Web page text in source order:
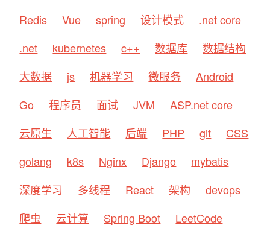
Redis
Vue spring 设计模式
.net core
.net
kubernetes c++ 数据库
数据结构
大数据
js 机器学习 微服务
Android
Go
程序员 面试 JVM
ASP.net core
云原生
人工智能 后端 PHP git
CSS
golang
k8s Nginx Django
mybatis
深度学习
多线程 React 架构
devops
爬虫
云计算 Spring Boot LeetCode